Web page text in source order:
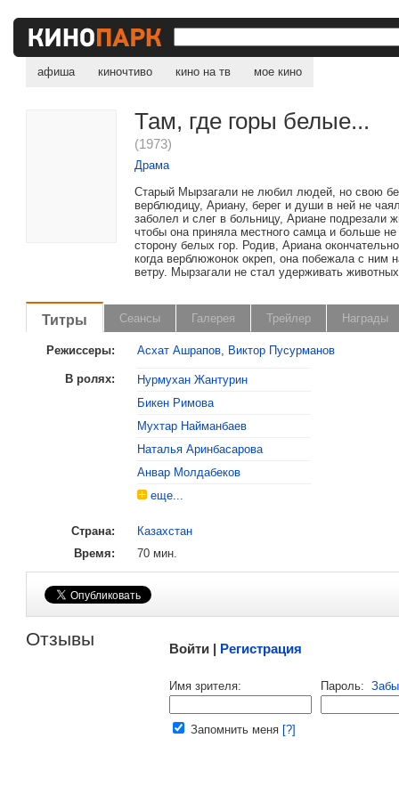
афиша киночтиво кино на тв мое кино
Там, где горы белые...
(1973)
Драма
Старый Мырзагали не любил людей, но свою
верблюдицу, Ариану, берег и души в ней не
заболел и слег в больницу, Ариане подрезали
чтобы она приняла местного самца и больше
сторону белых гор. Родив, Ариана
когда верблюжонок окреп, она побежала с ним
ветру. Мырзагали не стал удерживать
Титры Сеансы Галерея Трейлер Награды
Режиссеры: Асхат Ашрапов, Виктор Пусурманов
В ролях:
Нурмухан Жантурин
Бикен Римова
Мухтар Найманбаев
Наталья Аринбасарова
Анвар Молдабеков
еще...
Страна:
Казахстан
Время:
70 мин.
Отзывы Войти | Регистрация
Имя зрителя: Пароль:
Запомнить меня [?]